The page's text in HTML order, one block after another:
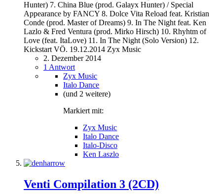
Hunter) 7. China Blue (prod. Galayx Hunter) / Special
Appearance by FANCY 8. Dolce Vita Reload feat. Kristian
Conde (prod. Master of Dreams) 9. In The Night feat. Ken
Lazlo & Fred Ventura (prod. Mirko Hirsch) 10. Rhyhtm of
Love (feat. ItaLove) 11. In The Night (Solo Version) 12.
Kickstart VÖ. 19.12.2014 Zyx Music
2. Dezember 2014
1 Antwort
Zyx Music
Italo Dance
(und 2 weitere)
Markiert mit:
Zyx Music
Italo Dance
Italo-Disco
Ken Laszlo
Venti Compilation 3 (2CD)